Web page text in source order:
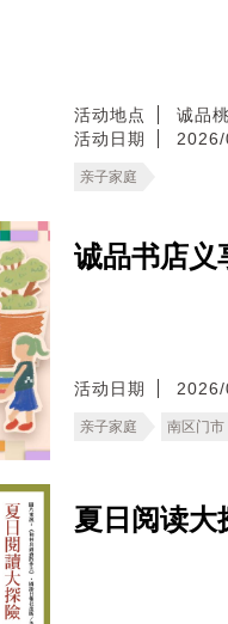
活动地点
诚品
活动日期
亲子家庭
诚品书店义
活动日期
亲子家庭 南区门市
夏日阅读大